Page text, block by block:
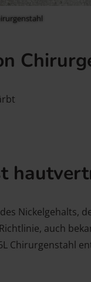
Nickelgehalts,
auch